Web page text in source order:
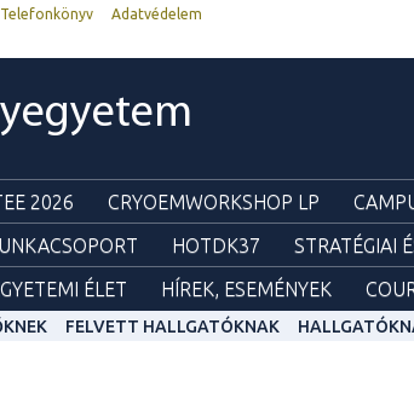
Telefonkönyv
Adatvédelem
2026 CRYOEMWORKSHOP LP
HOTDK37 STRATÉGIAI
ÉLET HÍREK, ESEMÉNYEK
FELVETT HALLGATÓKNAK